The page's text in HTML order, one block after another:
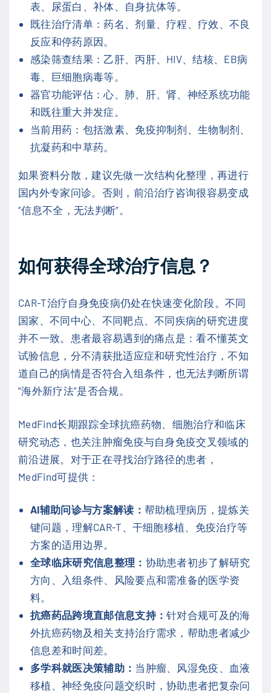
表、尿蛋白、补体、自身抗体等。
既往治疗清单：药名、剂量、疗程、疗效、不良
反应和停药原因。
感染筛查结果：乙肝、丙肝、HIV、结核、EB病
毒、巨细胞病毒等。
器官功能评估：心、肺、肝、肾、神经系统功能
和既往重大并发症。
当前用药：包括激素、免疫抑制剂、生物制剂、
抗凝药和中草药。
如果资料分散，建议先做一次结构化整理，再进行
国内外专家问诊。否则，前沿治疗咨询很容易变成
“信息不全，无法判断”。
如何获得全球治疗信息？
CAR-T治疗自身免疫病仍处在快速变化阶段。不同
国家、不同中心、不同靶点、不同疾病的研究进度
并不一致。患者最容易遇到的痛点是：看不懂英文
试验信息，分不清获批适应症和研究性治疗，不知
道自己的病情是否符合入组条件，也无法判断所谓
“海外新疗法”是否合规。
MedFind长期跟踪全球抗癌药物、细胞治疗和临床
研究动态，也关注肿瘤免疫与自身免疫交叉领域的
前沿进展。对于正在寻找治疗路径的患者，
MedFind可提供：
AI辅助问诊与方案解读： 帮助梳理病历，提炼关
键问题，理解CAR-T、干细胞移植、免疫治疗等
方案的适用边界。
全球临床研究信息整理： 协助患者初步了解研究
方向、入组条件、风险要点和需准备的医学资
料。
抗癌药品跨境直邮信息支持：针对合规可及的海
外抗癌药物及相关支持治疗需求，帮助患者减少
信息差和时间差。
多学科就医决策辅助： 当肿瘤、风湿免疫、血液
移植、神经免疫问题交织时，协助患者把复杂问